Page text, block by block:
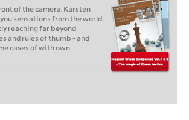
of the camera, Karsten
sensations from the world
reaching far beyond
and rules of thumb - and
cases of with own